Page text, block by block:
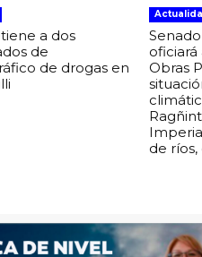
a dos
de
de drogas en
oficiará
Obras
de ríos,